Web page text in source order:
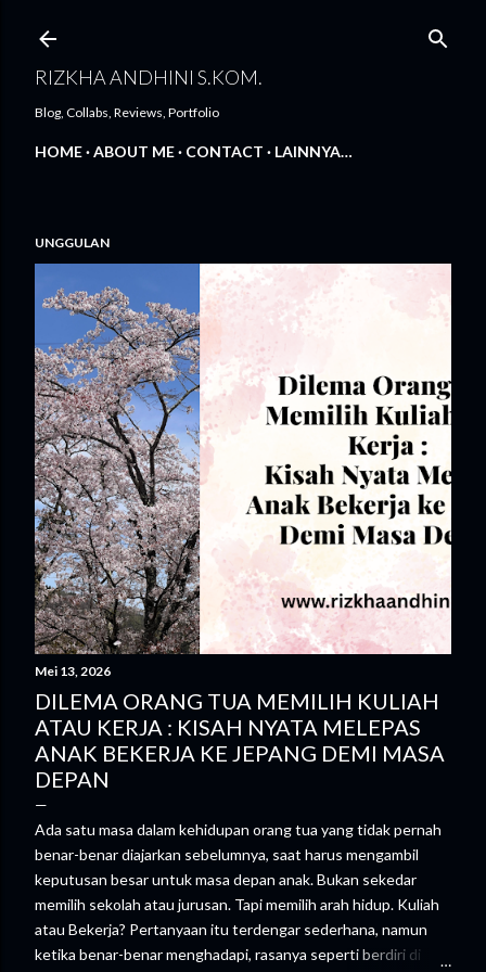
RIZKHA ANDHINI S.KOM.
Blog, Collabs, Reviews, Portfolio
HOME ABOUT ME CONTACT LAINNYA…
UNGGULAN
Mei 13, 2026
DILEMA ORANG TUA MEMILIH KULIAH
ATAU KERJA : KISAH NYATA MELEPAS
ANAK BEKERJA KE JEPANG DEMI MASA
DEPAN
Ada satu masa dalam kehidupan orang tua yang tidak pernah
benar-benar diajarkan sebelumnya, saat harus mengambil
keputusan besar untuk masa depan anak. Bukan sekedar
memilih sekolah atau jurusan. Tapi memilih arah hidup. Kuliah
atau Bekerja? Pertanyaan itu terdengar sederhana, namun
ketika benar-benar menghadapi, rasanya seperti berdiri di